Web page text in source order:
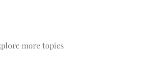
more topics